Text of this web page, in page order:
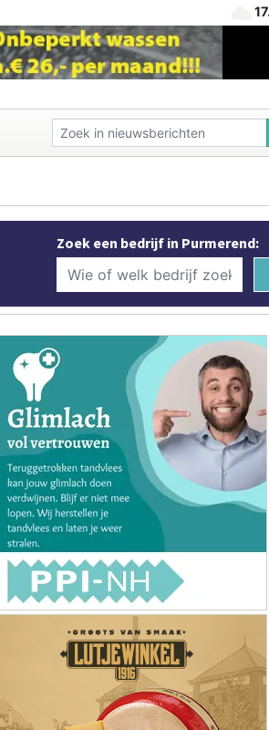
Zoek een bedrijf in Purmerend: